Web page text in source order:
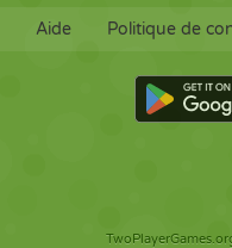
Aide Politique de